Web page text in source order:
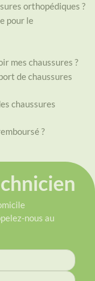
orthopédiques ?
pour le
mes chaussures ?
de chaussures
chaussures
?
nous au